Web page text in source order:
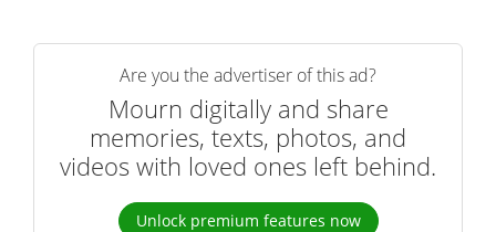
Are you the advertiser of this ad?
Mourn digitally and share
memories, texts, photos, and
videos with loved ones left behind.
Unlock premium features now